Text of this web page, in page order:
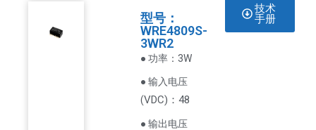
型号：
WRE4809S-
3WR2
● 功率：3W
● 输入电压
(VDC)：48
● 输出电压
技术
手册